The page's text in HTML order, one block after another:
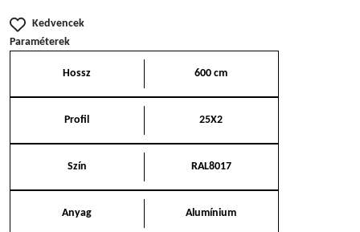
Kedvencek
Paraméterek
Hossz 600 cm
Profil 25X2
Szín RAL8017
Anyag Alumínium